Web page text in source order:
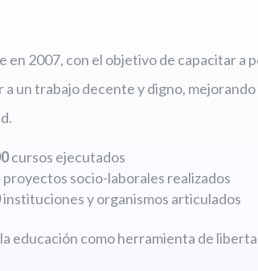
en 2007, con el objetivo de capacitar a
a un trabajo decente y digno, mejorando
cursos ejecutados
proyectos socio-laborales realizados
instituciones y organismos articulados
educación como herramienta de